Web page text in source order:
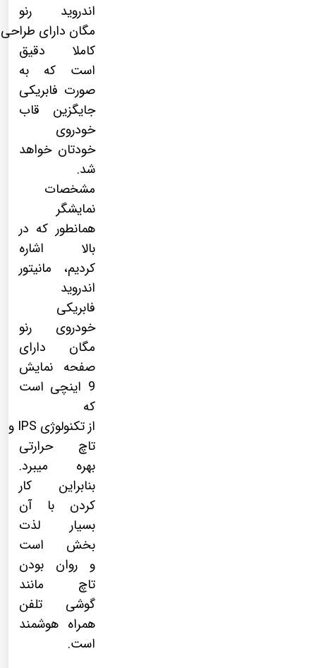
اندروید رنو
مگان دارای طراحی
کاملا دقیق
است که به
صورت فابریکی
جایگزین قاب
خودروی
خودتان خواهد
شد.
مشخصات
نمایشگر
همانطور که در
بالا اشاره
کردیم، مانیتور
اندروید
فابریکی
خودروی رنو
مگان دارای
صفحه نمایش
9 اینچی است
که
از تکنولوژی IPS و
تاچ حرارتی
بهره میبرد.
بنابراین کار
کردن با آن
بسیار لذت
بخش است
و روان بودن
تاچ مانند
گوشی تلفن
همراه هوشمند
است.